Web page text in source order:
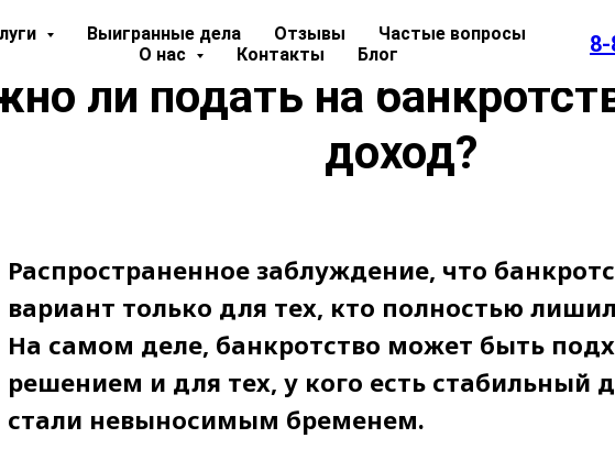
Выигранные дела Отзывы
Частые вопросы
О нас
Контакты Блог
ли подать на
доход?
Распространенное заблуждение, что
вариант только для тех, кто полностью
На самом деле, банкротство может быть
решением и для тех, у кого есть стабильный
стали невыносимым бременем.